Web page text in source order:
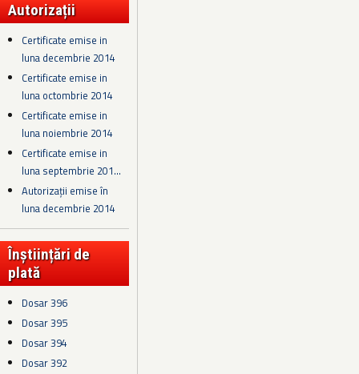
Autorizații
Certificate emise in
luna decembrie 2014
Certificate emise in
luna octombrie 2014
Certificate emise in
luna noiembrie 2014
Certificate emise in
luna septembrie 201...
Autorizații emise în
luna decembrie 2014
Înștiințări de
plată
Dosar 396
Dosar 395
Dosar 394
Dosar 392